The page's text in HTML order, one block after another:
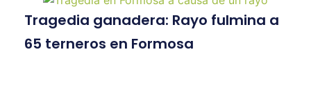
Tragedia ganadera: Rayo fulmina a
65 terneros en Formosa